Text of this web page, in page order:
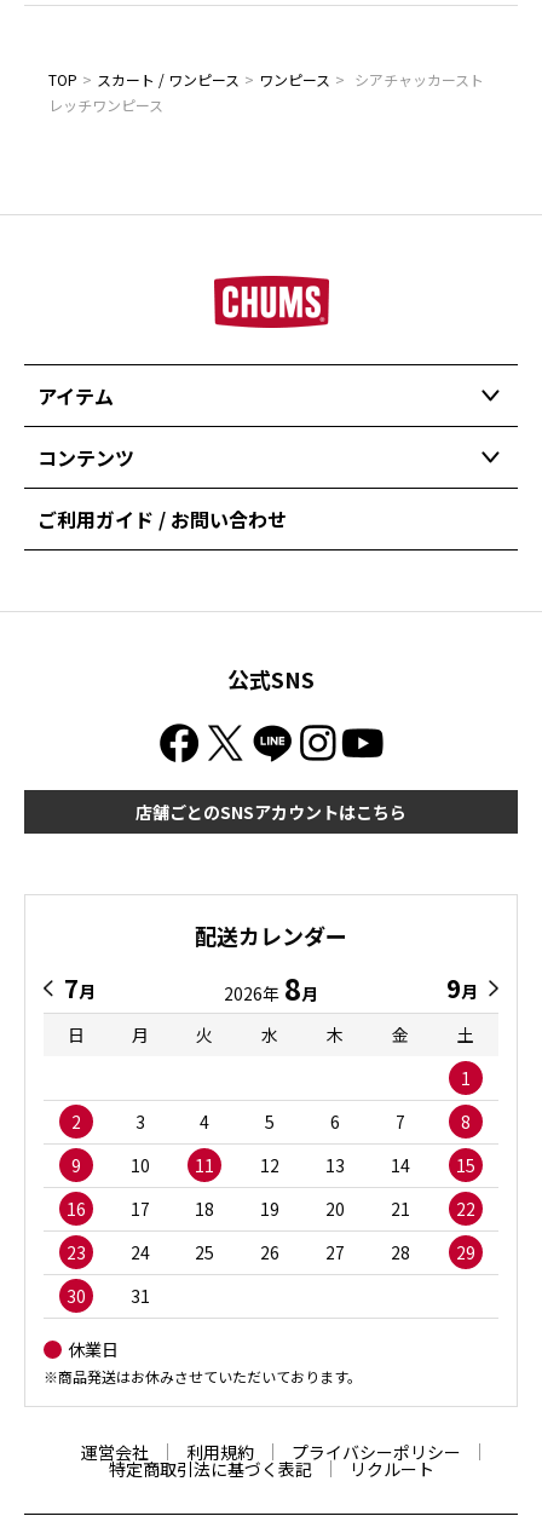
TOP > スカート / ワンピース > ワンピース > シアチャッカースト
レッチワンピース
アイテム
コンテンツ
ご利用ガイド / お問い合わせ
公式SNS
店舗ごとのSNSアカウントはこちら
配送カレンダー
7月 2026年 8月 9月
日
月 火 水 木 金
土
1
2
3 4 5 6 7
8
9
10 11 12 13 14
15
16
17 18 19 20 21
22
23
24 25 26 27 28
29
30
31
休業日
※商品発送はお休みさせていただいております。
運営会社 利用規約 プライバシーポリシー
特定商取引法に基づく表記 リクルート